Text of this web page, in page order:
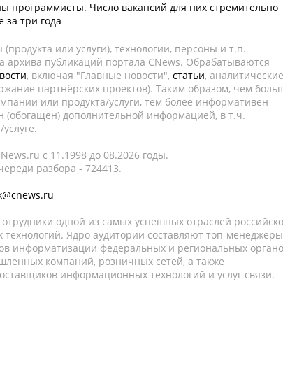
программисты. Число вакансий для них стремительно
три года
или услуги), технологии, персоны и т.п.
архива публикаций портала CNews. Обрабатываются
, включая "Главные новости", статьи, аналитические
партнёрских проектов). Таким образом, чем
или продукта/услуги, тем более информативен
дополнительной информацией, в т.ч.
c 11.1998 до 08.2026 годы.
разбора - 724413.
одной из самых успешных отраслей
Ядро аудитории составляют топ-
информатизации федеральных и региональных
компаний, розничных сетей, а также
информационных технологий и услуг связи.